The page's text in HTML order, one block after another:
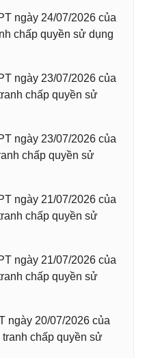
ngày 24/07/2026 của
chấp quyền sử dụng
ngày 23/07/2026 của
chấp quyền sử
ngày 23/07/2026 của
chấp quyền sử
ngày 21/07/2026 của
chấp quyền sử
ngày 21/07/2026 của
chấp quyền sử
ngày 20/07/2026 của
chấp quyền sử